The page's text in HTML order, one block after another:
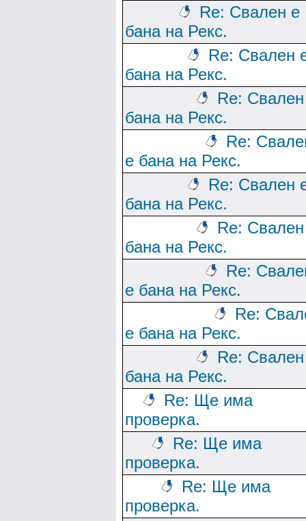
Re: Свален е
бана на Рекс.
Re: Свален
бана на Рекс.
Re:
бана на Рекс.
Re:
е бана на Рекс.
Re: Свален
бана на Рекс.
Re:
бана на Рекс.
Re:
е бана на Рекс.
Re:
е бана на Рекс.
Re:
бана на Рекс.
Re: Ще има
проверка.
Re: Ще има
проверка.
Re: Ще има
проверка.